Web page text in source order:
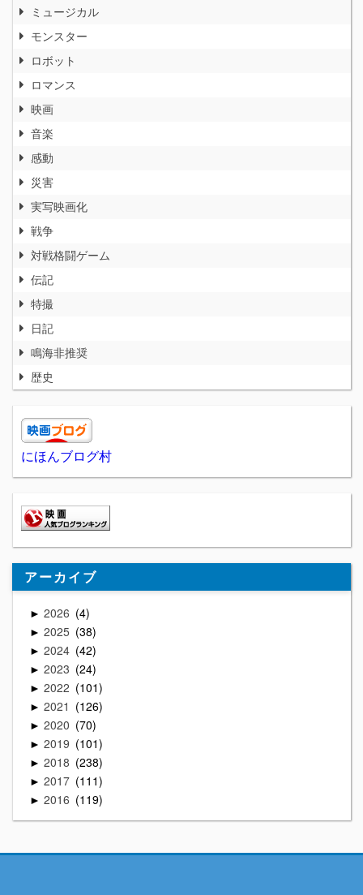
ミュージカル
モンスター
ロボット
ロマンス
映画
音楽
感動
災害
実写映画化
戦争
対戦格闘ゲーム
伝記
特撮
日記
鳴海非推奨
歴史
にほんブログ村
アーカイブ
► 2026 4
► 2025 38
► 2024 42
► 2023 24
► 2022 101
► 2021 126
► 2020 70
► 2019 101
► 2018 238
► 2017 111
► 2016 119